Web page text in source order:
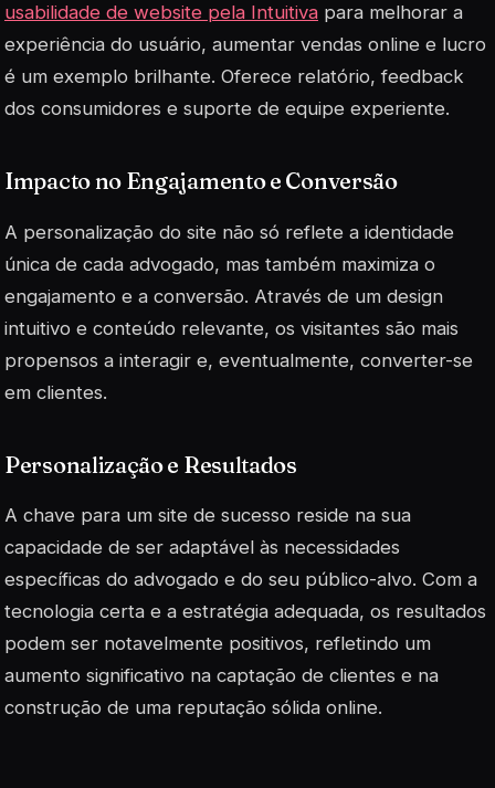
usabilidade de website pela Intuitiva para melhorar a
experiência do usuário, aumentar vendas online e lucro
é um exemplo brilhante. Oferece relatório, feedback
dos consumidores e suporte de equipe experiente.
Impacto no Engajamento e Conversão
A personalização do site não só reflete a identidade
única de cada advogado, mas também maximiza o
engajamento e a conversão. Através de um design
intuitivo e conteúdo relevante, os visitantes são mais
propensos a interagir e, eventualmente, converter-se
em clientes.
Personalização e Resultados
A chave para um site de sucesso reside na sua
capacidade de ser adaptável às necessidades
específicas do advogado e do seu público-alvo. Com a
tecnologia certa e a estratégia adequada, os resultados
podem ser notavelmente positivos, refletindo um
aumento significativo na captação de clientes e na
construção de uma reputação sólida online.